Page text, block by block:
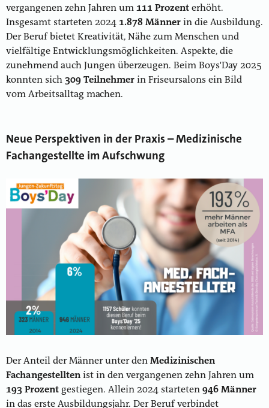
vergangenen zehn Jahren um 111 Prozent erhöht.
Insgesamt starteten 2024 1.878 Männer in die Ausbildung.
Der Beruf bietet Kreativität, Nähe zum Menschen und
vielfältige Entwicklungsmöglichkeiten. Aspekte, die
zunehmend auch Jungen überzeugen. Beim Boys'Day 2025
konnten sich 309 Teilnehmer in Friseursalons ein Bild
vom Arbeitsalltag machen.
Neue Perspektiven in der Praxis – Medizinische
Fachangestellte im Aufschwung
Der Anteil der Männer unter den Medizinischen
Fachangestellten ist in den vergangenen zehn Jahren um
193 Prozent gestiegen. Allein 2024 starteten 946 Männer
in das erste Ausbildungsjahr. Der Beruf verbindet